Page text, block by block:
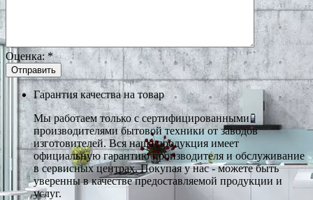
Оценка: *
Гарантия качества на товар
Мы работаем только с сертифицированными
производителями бытовой техники от заводов
изготовителей. Вся наша продукция имеет
официальную гарантию производителя и обслуживание
в сервисных центрах. Покупая у нас - можете быть
уверенны в качестве предоставляемой продукции и
услуг.